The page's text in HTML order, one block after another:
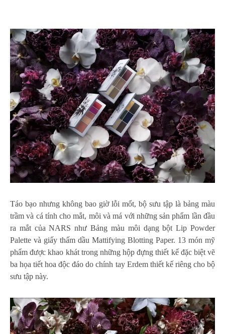
Táo bạo nhưng không bao giờ lỗi mốt, bộ sưu tập là bảng màu
trầm và cá tính cho mắt, môi và má với những sản phẩm lần đầu
ra mắt của NARS như Bảng màu môi dạng bột Lip Powder
Palette và giấy thấm dầu Mattifying Blotting Paper. 13 món mỹ
phẩm được khao khát trong những hộp đựng thiết kế đặc biệt vẽ
ba họa tiết hoa độc đáo do chính tay Erdem thiết kế riêng cho bộ
sưu tập này.